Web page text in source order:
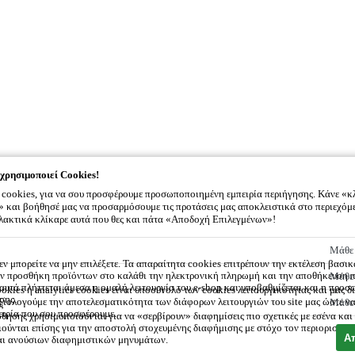
χρησιμοποιεί Cookies!
για να σου προσφέρουμε προσωποποιημένη εμπειρία περιήγησης. Κάνε
βοήθησέ μας να προσαρμόσουμε τις προτάσεις μας αποκλειστικά στο
κλίκαρε αυτά που θες και πάτα «Αποδοχή Επιλεγμένων»!
Μάθε
μπορείτε να μην επιλέξετε. Τα απαραίτητα cookies επιτρέπουν την εκτέλεση
προσθήκη προϊόντων στο καλάθι την ηλεκτρονική πληρωμή και την αποθήκευση
πλήττεται άμεσα η ομαλή λειτουργία του e-shop και υποβαθμίζεται και η
Μάθε
ή analytics cookies είναι υποσύνολο των cookies λειτουργικότητας και μας
την αποτελεσματικότητα των διάφορων λειτουργιών του site μας ώστε
που σου προσφέρουμε.
Μάθε
χρησιμοποιούνται για να «σερβίρουν» διαφημίσεις πιο σχετικές με εσένα και
επίσης για την αποστολή στοχευμένης διαφήμισης με στόχο τον περιορισμό
ανούσιων διαφημιστικών μηνυμάτων.